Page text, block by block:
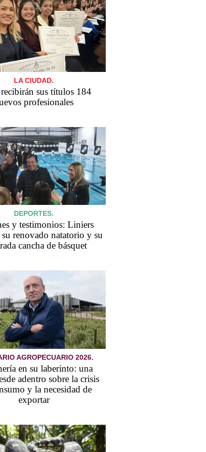
LA CIUDAD.
sus títulos 184
profesionales
DEPORTES.
y testimonios: Liniers
renovado natatorio y su
cancha de básquet
AGROPECUARIO 2026.
en su laberinto: una
adentro sobre la crisis
y la necesidad de
exportar